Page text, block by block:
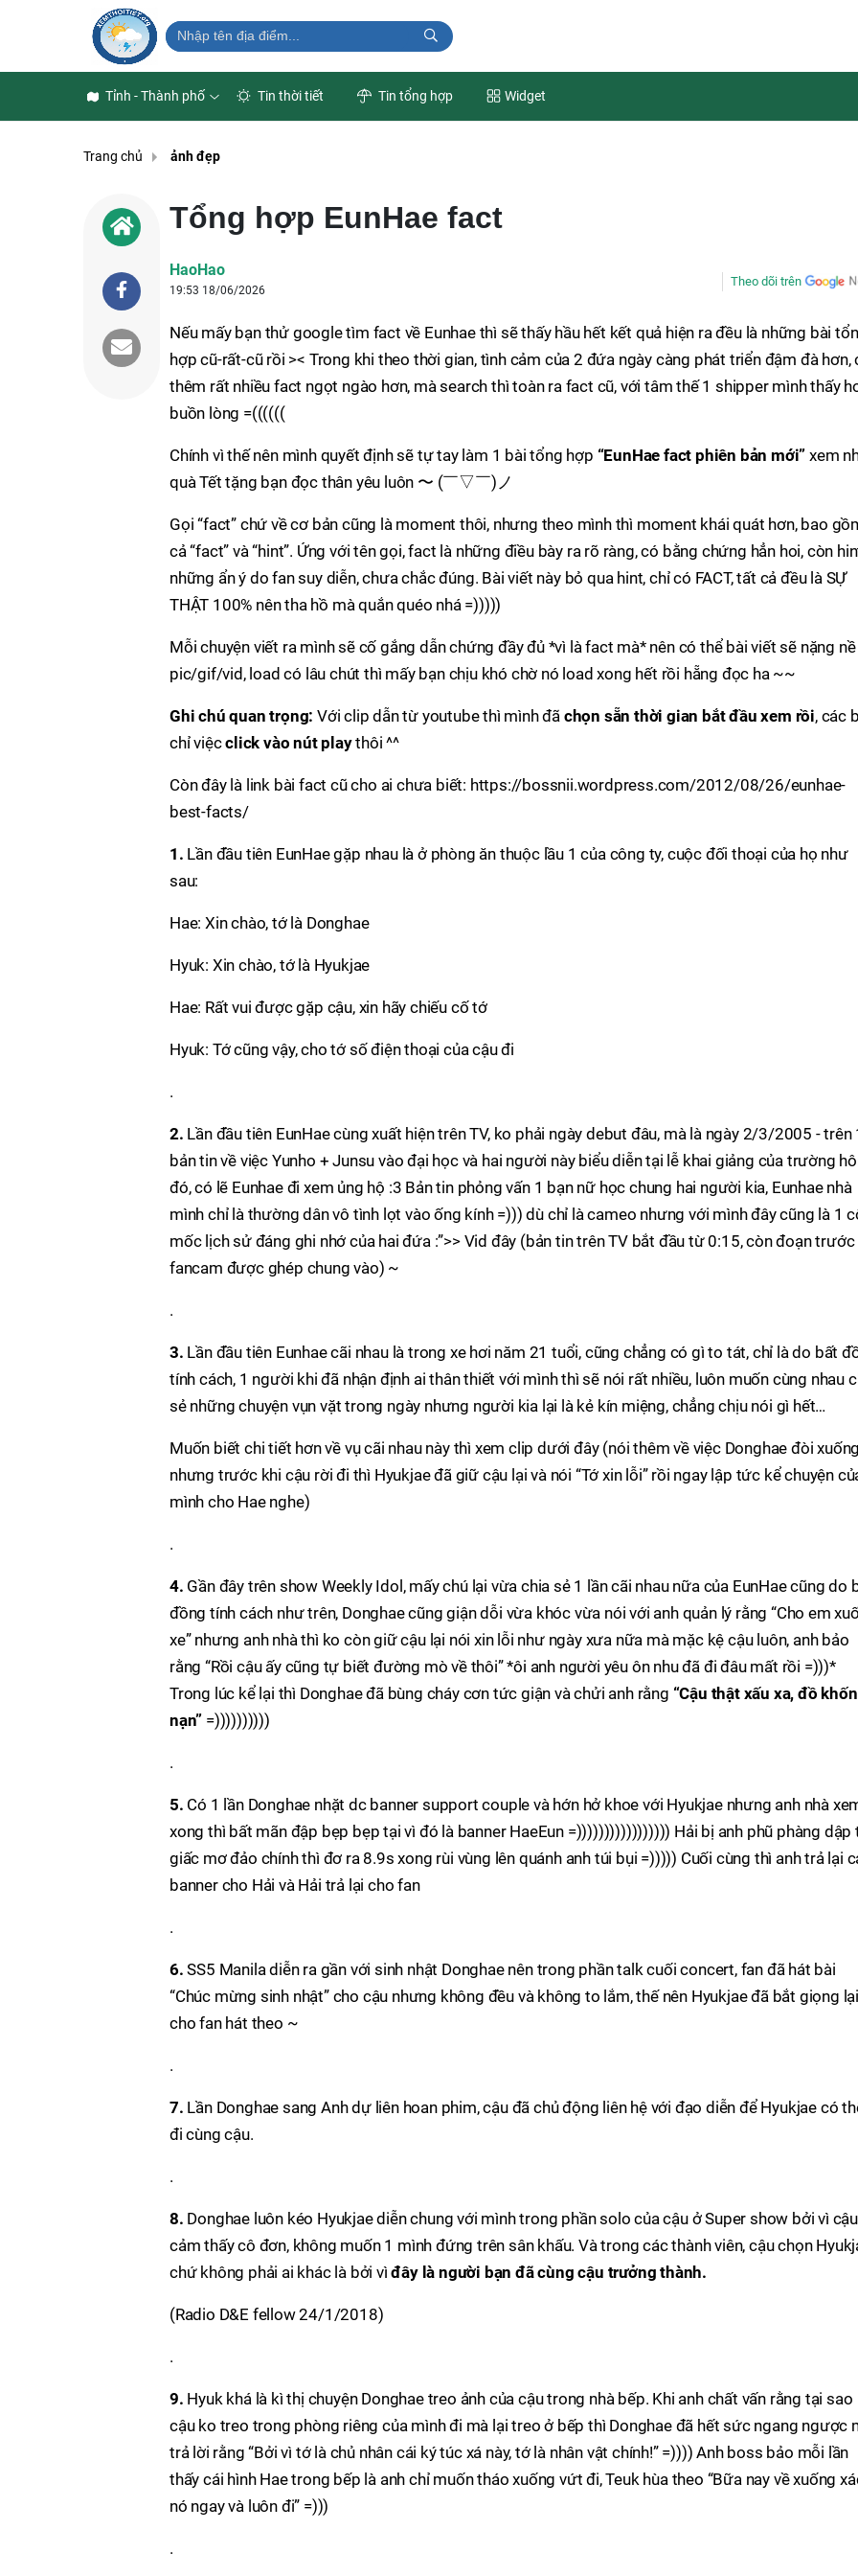
Tỉnh - Thành phố Tin thời tiết Tin tổng hợp Widget
Trang chủ ảnh đẹp
Tổng hợp EunHae fact
HaoHao
19:53 18/06/2026
Theo dõi trên
Nếu mấy bạn thử google tìm fact về Eunhae thì sẽ thấy hầu hết kết quả hiện ra đều là những bài
hợp cũ-rất-cũ rồi >< Trong khi theo thời gian, tình cảm của 2 đứa ngày càng phát triển đậm đà hơn,
thêm rất nhiều fact ngọt ngào hơn, mà search thì toàn ra fact cũ, với tâm thế 1 shipper mình thấy
buồn lòng =((((((
Chính vì thế nên mình quyết định sẽ tự tay làm 1 bài tổng hợp “EunHae fact phiên bản mới” xem
quà Tết tặng bạn đọc thân yêu luôn 〜 (￣▽￣)ノ
Gọi “fact” chứ về cơ bản cũng là moment thôi, nhưng theo mình thì moment khái quát hơn, bao
cả “fact” và “hint”. Ứng với tên gọi, fact là những điều bày ra rõ ràng, có bằng chứng hẳn hoi, còn
những ẩn ý do fan suy diễn, chưa chắc đúng. Bài viết này bỏ qua hint, chỉ có FACT, tất cả đều là SỰ
THẬT 100% nên tha hồ mà quắn quéo nhá =)))))
Mỗi chuyện viết ra mình sẽ cố gắng dẫn chứng đầy đủ *vì là fact mà* nên có thể bài viết sẽ nặng nề
pic/gif/vid, load có lâu chút thì mấy bạn chịu khó chờ nó load xong hết rồi hẵng đọc ha ~~
Ghi chú quan trọng: Với clip dẫn từ youtube thì mình đã chọn sẵn thời gian bắt đầu xem rồi, các
chỉ việcclick vào nút playthôi ^^
Còn đây là link bài fact cũ cho ai chưa biết: https://bossnii.wordpress.com/2012/08/26/eunhae-
best-facts/
1. Lần đầu tiên EunHae gặp nhau là ở phòng ăn thuộc lầu 1 của công ty, cuộc đối thoại của họ như
sau:
Hae: Xin chào, tớ là Donghae
Hyuk: Xin chào, tớ là Hyukjae
Hae: Rất vui được gặp cậu, xin hãy chiếu cố tớ
Hyuk: Tớ cũng vậy, cho tớ số điện thoại của cậu đi
.
2. Lần đầu tiên EunHae cùng xuất hiện trên TV, ko phải ngày debut đâu, mà là ngày 2/3/2005 - trên
bản tin về việc Yunho + Junsu vào đại học và hai người này biểu diễn tại lễ khai giảng của trường
đó, có lẽ Eunhae đi xem ủng hộ :3 Bản tin phỏng vấn 1 bạn nữ học chung hai người kia, Eunhae nhà
mình chỉ là thường dân vô tình lọt vào ống kính =))) dù chỉ là cameo nhưng với mình đây cũng là 1
mốc lịch sử đáng ghi nhớ của hai đứa :”>> Vid đây (bản tin trên TV bắt đầu từ 0:15, còn đoạn trước
fancam được ghép chung vào) ~
.
3. Lần đầu tiên Eunhae cãi nhau là trong xe hơi năm 21 tuổi, cũng chẳng có gì to tát, chỉ là do bất
tính cách, 1 người khi đã nhận định ai thân thiết với mình thì sẽ nói rất nhiều, luôn muốn cùng nhau
sẻ những chuyện vụn vặt trong ngày nhưng người kia lại là kẻ kín miệng, chẳng chịu nói gì hết…
Muốn biết chi tiết hơn về vụ cãi nhau này thì xem clip dưới đây (nói thêm về việc Donghae đòi
nhưng trước khi cậu rời đi thì Hyukjae đã giữ cậu lại và nói “Tớ xin lỗi” rồi ngay lập tức kể chuyện
mình cho Hae nghe)
.
4. Gần đây trên show Weekly Idol, mấy chú lại vừa chia sẻ 1 lần cãi nhau nữa của EunHae cũng do
đồng tính cách như trên, Donghae cũng giận dỗi vừa khóc vừa nói với anh quản lý rằng “Cho em
xe” nhưng anh nhà thì ko còn giữ cậu lại nói xin lỗi như ngày xưa nữa mà mặc kệ cậu luôn, anh bảo
rằng “Rồi cậu ấy cũng tự biết đường mò về thôi” *ôi anh người yêu ôn nhu đã đi đâu mất rồi =)))*
Trong lúc kể lại thì Donghae đã bùng cháy cơn tức giận và chửi anh rằng “Cậu thật xấu xa, đồ khốn
nạn” =))))))))))
.
5. Có 1 lần Donghae nhặt dc banner support couple và hớn hở khoe với Hyukjae nhưng anh nhà
xong thì bất mãn đập bẹp bẹp tại vì đó là banner HaeEun =))))))))))))))))) Hải bị anh phũ phàng dập
giấc mơ đảo chính thì đơ ra 8.9s xong rùi vùng lên quánh anh túi bụi =))))) Cuối cùng thì anh trả lại
banner cho Hải và Hải trả lại cho fan
.
6. SS5 Manila diễn ra gần với sinh nhật Donghae nên trong phần talk cuối concert, fan đã hát bài
“Chúc mừng sinh nhật” cho cậu nhưng không đều và không to lắm, thế nên Hyukjae đã bắt giọng lại
cho fan hát theo ~
.
7. Lần Donghae sang Anh dự liên hoan phim, cậu đã chủ động liên hệ với đạo diễn để Hyukjae có
đi cùng cậu.
.
8. Donghae luôn kéo Hyukjae diễn chung với mình trong phần solo của cậu ở Super show bởi vì cậu
cảm thấy cô đơn, không muốn 1 mình đứng trên sân khấu. Và trong các thành viên, cậu chọn
chứ không phải ai khác là bởi vìđây là người bạn đã cùng cậu trưởng thành.
(Radio D&E fellow 24/1/2018)
.
9. Hyuk khá là kì thị chuyện Donghae treo ảnh của cậu trong nhà bếp. Khi anh chất vấn rằng tại sao
cậu ko treo trong phòng riêng của mình đi mà lại treo ở bếp thì Donghae đã hết sức ngang ngược
trả lời rằng “Bởi vì tớ là chủ nhân cái ký túc xá này, tớ là nhân vật chính!” =)))) Anh boss bảo mỗi lần
thấy cái hình Hae trong bếp là anh chỉ muốn tháo xuống vứt đi, Teuk hùa theo “Bữa nay về xuống
nó ngay và luôn đi” =)))
.